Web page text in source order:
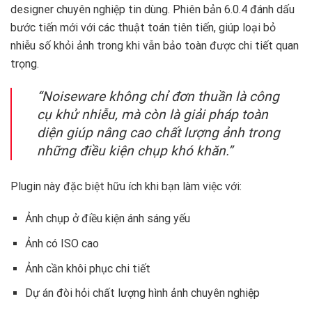
designer chuyên nghiệp tin dùng. Phiên bản 6.0.4 đánh dấu
bước tiến mới với các thuật toán tiên tiến, giúp loại bỏ
nhiễu số khỏi ảnh trong khi vẫn bảo toàn được chi tiết quan
trọng.
“Noiseware không chỉ đơn thuần là công
cụ khử nhiễu, mà còn là giải pháp toàn
diện giúp nâng cao chất lượng ảnh trong
những điều kiện chụp khó khăn.”
Plugin này đặc biệt hữu ích khi bạn làm việc với:
Ảnh chụp ở điều kiện ánh sáng yếu
Ảnh có ISO cao
Ảnh cần khôi phục chi tiết
Dự án đòi hỏi chất lượng hình ảnh chuyên nghiệp